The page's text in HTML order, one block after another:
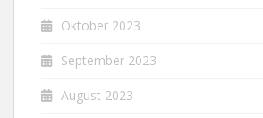
Oktober 2023
September 2023
August 2023